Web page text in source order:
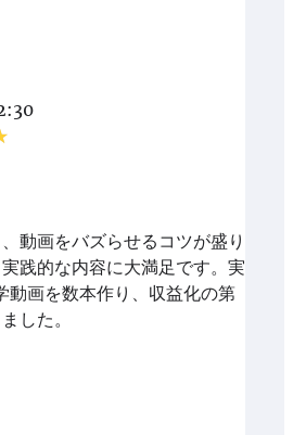
動画をバズらせるコツが盛り
践的な内容に大満足です。実
動画を数本作り、収益化の第
した。